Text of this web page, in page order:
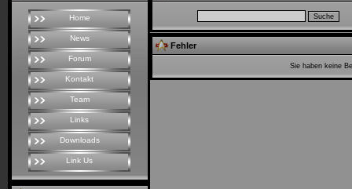
Home
News
Forum
Kontakt
Team
Links
Downloads
Link Us
Fehler
Sie haben keine